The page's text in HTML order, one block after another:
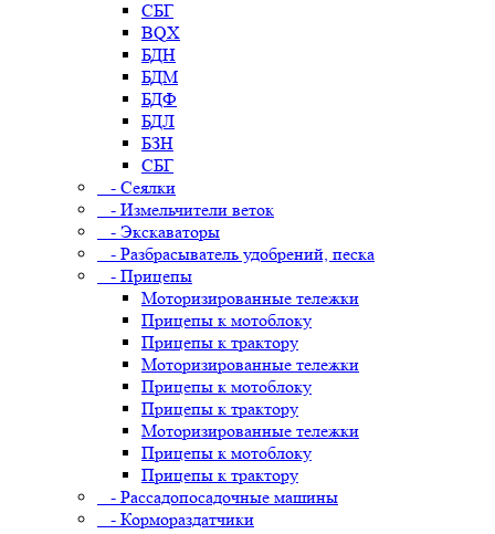
СБГ
BQX
БДН
БДМ
БДФ
БДЛ
БЗН
СБГ
- Сеялки
- Измельчители веток
- Экскаваторы
- Разбрасыватель удобрений, песка
- Прицепы
Моторизированные тележки
Прицепы к мотоблоку
Прицепы к трактору
Моторизированные тележки
Прицепы к мотоблоку
Прицепы к трактору
Моторизированные тележки
Прицепы к мотоблоку
Прицепы к трактору
- Рассадопосадочные машины
- Кормораздатчики